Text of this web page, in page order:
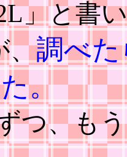
」と書
、調べた
。
つ、も